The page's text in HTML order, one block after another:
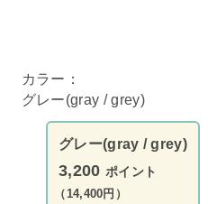
カラー：
グレー(gray / grey)
グレー(gray / grey)
3,200 ポイント
（14,400円）